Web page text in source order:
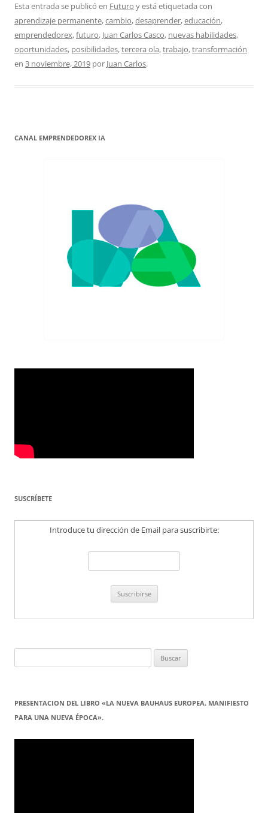
Esta entrada se publicó en Futuro y está etiquetada con
aprendizaje permanente,cambio,desaprender,educación,
emprendedorex,futuro, Juan Carlos Casco, nuevas habilidades,
oportunidades, posibilidades,tercera ola,trabajo,transformación
en 3 noviembre, 2019 por Juan Carlos.
CANAL EMPRENDEDOREX IA
SUSCRÍBETE
Introduce tu dirección de Email para suscribirte:
PRESENTACION DEL LIBRO «LA NUEVA BAUHAUS EUROPEA. MANIFIESTO
PARA UNA NUEVA ÉPOCA».